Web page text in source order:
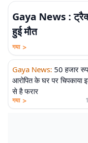
Gaya News :
हुई मौत
गया >
Gaya News: 50 हजार
आरोपित के घर पर चिपकाया
से है फरार
गया >